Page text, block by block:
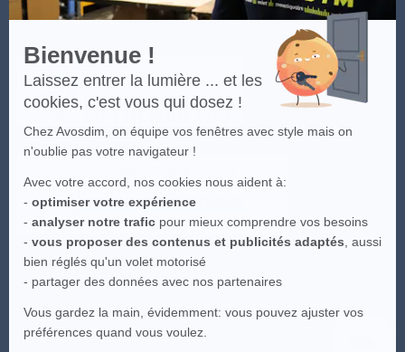
Bienvenue !
Laissez entrer la lumière ... et les
cookies, c'est vous qui dosez !
Chez Avosdim, on équipe vos fenêtres avec style mais on
n'oublie pas votre navigateur !
Avec votre accord, nos cookies nous aident à:
- optimiser votre expérience
- analyser notre trafic pour mieux comprendre vos besoins
- vous proposer des contenus et publicités adaptés , aussi
bien réglés qu'un volet motorisé
- partager des données avec nos partenaires
Vous gardez la main, évidemment: vous pouvez ajuster vos
préférences quand vous voulez.